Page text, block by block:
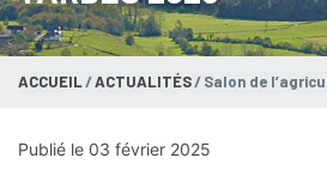
ACCUEIL ACTUALITÉS Salon de
Publié le 03 février 2025